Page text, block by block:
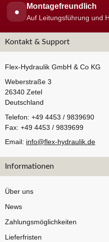
●
Montagefreundlich
Auf Leitungsführung und
Kontakt & Support
Flex-Hydraulik GmbH & Co KG
Weberstraße 3
26340 Zetel
Deutschland
Telefon: +49 4453 / 9839690
Fax: +49 4453 / 9839699
Email: info@flex-hydraulik.de
Informationen
Über uns
News
Zahlungsmöglichkeiten
Lieferfristen